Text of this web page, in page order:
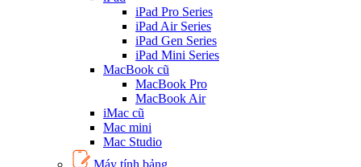
iPad Pro Series
iPad Air Series
iPad Gen Series
iPad Mini Series
MacBook cũ
MacBook Pro
MacBook Air
iMac cũ
Mac mini
Mac Studio
Máy tính bảng